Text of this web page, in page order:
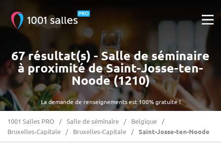
La demande de renseignements est 100% gratuite !
67 résultat(s) - Salle de séminaire
à proximité de Saint-Josse-ten-
Noode (1210)
1001 Salles PRO Salle de séminaire
Belgique
Bruxelles-Capitale
Bruxelles-Capitale Saint-Josse-ten-Noode